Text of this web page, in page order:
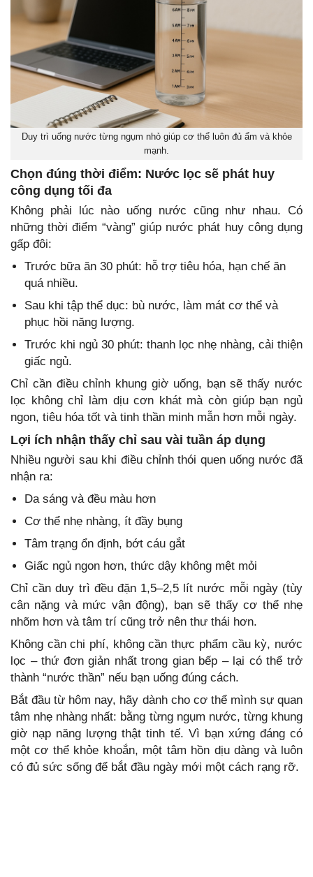
Duy trì uống nước từng ngụm nhỏ giúp cơ thể luôn đủ ẩm và khỏe
mạnh.
Chọn đúng thời điểm: Nước lọc sẽ phát huy
công dụng tối đa
Không phải lúc nào uống nước cũng như nhau. Có
những thời điểm “vàng” giúp nước phát huy công dụng
gấp đôi:
Trước bữa ăn 30 phút: hỗ trợ tiêu hóa, hạn chế ăn
quá nhiều.
Sau khi tập thể dục: bù nước, làm mát cơ thể và
phục hồi năng lượng.
Trước khi ngủ 30 phút: thanh lọc nhẹ nhàng, cải thiện
giấc ngủ.
Chỉ cần điều chỉnh khung giờ uống, bạn sẽ thấy nước
lọc không chỉ làm dịu cơn khát mà còn giúp bạn ngủ
ngon, tiêu hóa tốt và tinh thần minh mẫn hơn mỗi ngày.
Lợi ích nhận thấy chỉ sau vài tuần áp dụng
Nhiều người sau khi điều chỉnh thói quen uống nước đã
nhận ra:
Da sáng và đều màu hơn
Cơ thể nhẹ nhàng, ít đầy bụng
Tâm trạng ổn định, bớt cáu gắt
Giấc ngủ ngon hơn, thức dậy không mệt mỏi
Chỉ cần duy trì đều đặn 1,5–2,5 lít nước mỗi ngày (tùy
cân nặng và mức vận động), bạn sẽ thấy cơ thể nhẹ
nhõm hơn và tâm trí cũng trở nên thư thái hơn.
Không cần chi phí, không cần thực phẩm cầu kỳ, nước
lọc – thứ đơn giản nhất trong gian bếp – lại có thể trở
thành “nước thần” nếu bạn uống đúng cách.
Bắt đầu từ hôm nay, hãy dành cho cơ thể mình sự quan
tâm nhẹ nhàng nhất: bằng từng ngụm nước, từng khung
giờ nạp năng lượng thật tinh tế. Vì bạn xứng đáng có
một cơ thể khỏe khoắn, một tâm hồn dịu dàng và luôn
có đủ sức sống để bắt đầu ngày mới một cách rạng rỡ.